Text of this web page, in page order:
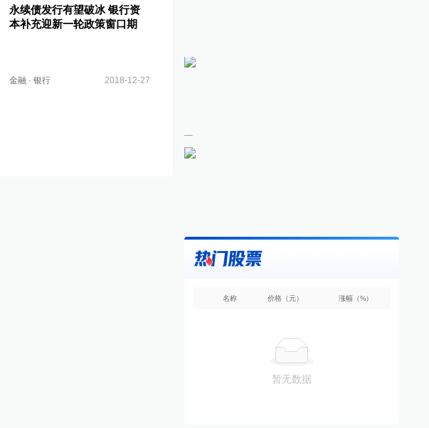
永续债发行有望破冰 银行资
本补充迎新一轮政策窗口期
金融· 银行 2018-12-27
名称 价格（元） 涨幅（%）
暂无数据